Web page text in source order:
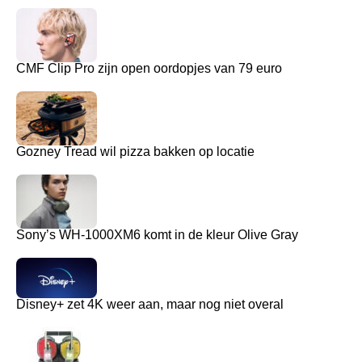
CMF Clip Pro zijn open oordopjes van 79 euro
Gozney Tread wil pizza bakken op locatie
Sony’s WH-1000XM6 komt in de kleur Olive Gray
Disney+ zet 4K weer aan, maar nog niet overal